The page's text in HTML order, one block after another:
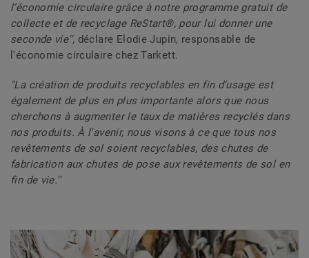
l’économie circulaire grâce à notre programme gratuit de
collecte et de recyclage ReStart®, pour lui donner une
seconde vie'', déclare Elodie Jupin, responsable de
l'économie circulaire chez Tarkett.
"La création de produits recyclables en fin d’usage est
également de plus en plus importante alors que nous
cherchons à augmenter le taux de matières recyclés dans
nos produits. À l'avenir, nous visons à ce que tous nos
revêtements de sol soient recyclables, des chutes de
fabrication aux chutes de pose aux revêtements de sol en
fin de vie.''